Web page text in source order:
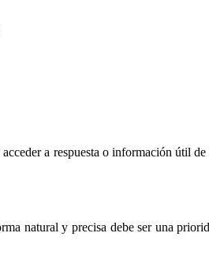
a respuesta o información útil
natural y precisa debe ser una